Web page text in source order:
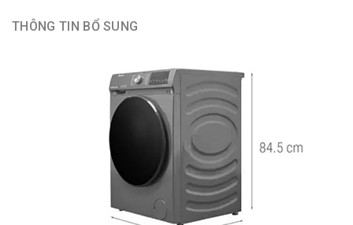
THÔNG TIN BỔ SUNG